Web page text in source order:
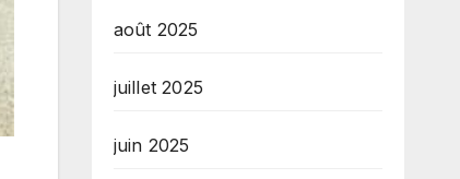
août 2025
juillet 2025
juin 2025